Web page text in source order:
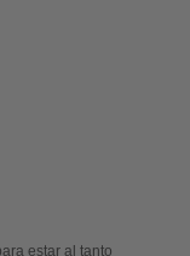
estar al tanto